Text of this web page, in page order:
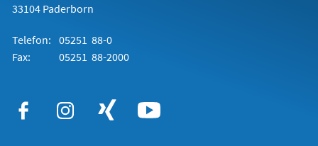
33104 Paderborn
Telefon: 05251 88-0
Fax:
05251 88-2000